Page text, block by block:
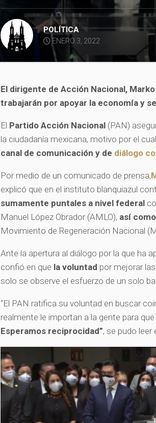
POLÍTICA
ENERO 3, 2022
El dirigente de Acción Nacional,
trabajarán por apoyar la economía y
El Partido Acción Nacional (PAN)
la ciudadanía mexicana, motivo por el
canal de comunicación y de diálogo
Por medio de un comunicado de prensa,
explicó que en el instituto blanquiazul
sumamente puntales a nivel federal
Manuel López Obrador (AMLO), así
Movimiento de Regeneración Nacional
Ante la apertura al diálogo por la que ha
confió en que la voluntad por mejorar
solo se observe el esfuerzo de un solo
“El PAN ratifica su voluntad en buscar
realmente le importan a la gente para
Esperamos reciprocidad”, se pudo leer